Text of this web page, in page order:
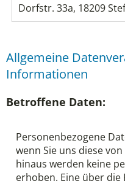
Dorfstr. 33a, 18209
Allgemeine
Informationen
Betroffene Daten:
Personenbezogene
wenn Sie uns diese
hinaus werden keine
erhoben. Eine über die